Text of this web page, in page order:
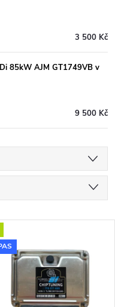
3 500 Kč
85kW AJM GT1749VB v
9 500 Kč